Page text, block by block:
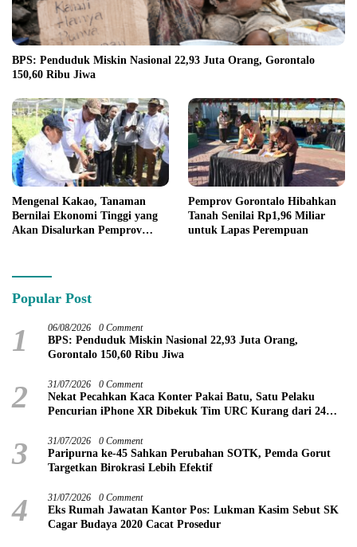
BPS: Penduduk Miskin Nasional 22,93 Juta Orang, Gorontalo
150,60 Ribu Jiwa
Mengenal Kakao, Tanaman
Bernilai Ekonomi Tinggi yang
Akan Disalurkan Pemprov
Pemprov Gorontalo Hibahkan
Tanah Senilai Rp1,96 Miliar
untuk Lapas Perempuan
Popular Post
1 06/08/2026 0 Comment
BPS: Penduduk Miskin Nasional 22,93 Juta Orang,
Gorontalo 150,60 Ribu Jiwa
2 31/07/2026 0 Comment
Nekat Pecahkan Kaca Konter Pakai Batu, Satu Pelaku
Pencurian iPhone XR Dibekuk Tim URC Kurang dari 24
3 31/07/2026 0 Comment
Paripurna ke-45 Sahkan Perubahan SOTK, Pemda Gorut
Targetkan Birokrasi Lebih Efektif
4 31/07/2026 0 Comment
Eks Rumah Jawatan Kantor Pos: Lukman Kasim Sebut SK
Cagar Budaya 2020 Cacat Prosedur